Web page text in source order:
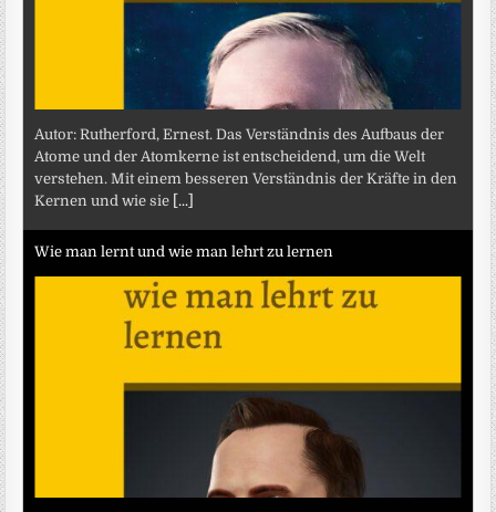
Autor: Rutherford, Ernest. Das Verständnis des Aufbaus der
Atome und der Atomkerne ist entscheidend, um die Welt
verstehen. Mit einem besseren Verständnis der Kräfte in den
Kernen und wie sie [...]
Wie man lernt und wie man lehrt zu lernen